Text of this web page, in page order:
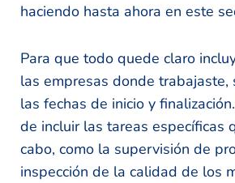
haciendo hasta ahora en este
Para que todo quede claro
las empresas donde trabajaste,
las fechas de inicio y
de incluir las tareas específicas
cabo, como la supervisión de
inspección de la calidad de los